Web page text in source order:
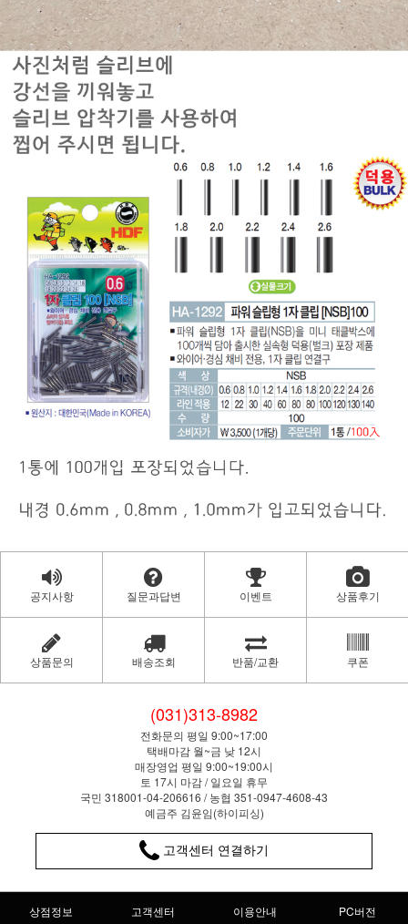
공지사항 질문과답변 이벤트 상품후기
상품문의 배송조회 반품/교환 쿠폰
(031)313-8982
전화문의 평일 9:00~17:00
택배마감 월~금 낮 12시
매장영업 평일 9:00~19:00시
토 17시 마감 / 일요일 휴무
국민 318001-04-206616 / 농협 351-0947-4608-43
예금주 김윤임(하이피싱)
고객센터 연결하기
상점정보 고객센터 이용안내 PC버전